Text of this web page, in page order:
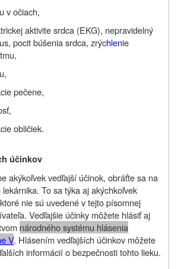
v očiach,
aktivite srdca (EKG), nepravidelný
pocit búšenia srdca, zrýchlenie
pečene,
obličiek.
účinkov
akýkoľvek vedľajší účinok, obráťte sa na
To sa týka aj akýchkoľvek
nie sú uvedené v tejto písomnej
Vedľajšie účinky môžete hlásiť aj
národného systému hlásenia
V. Hlásením vedľajších účinkov môžete
informácií o bezpečnosti tohto lieku.